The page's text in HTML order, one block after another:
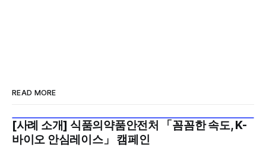
READ MORE
2026년 7월 5주
[사례 소개] 식품의약품안전처 「꼼꼼한 속도, K-
바이오 안심레이스」 캠페인